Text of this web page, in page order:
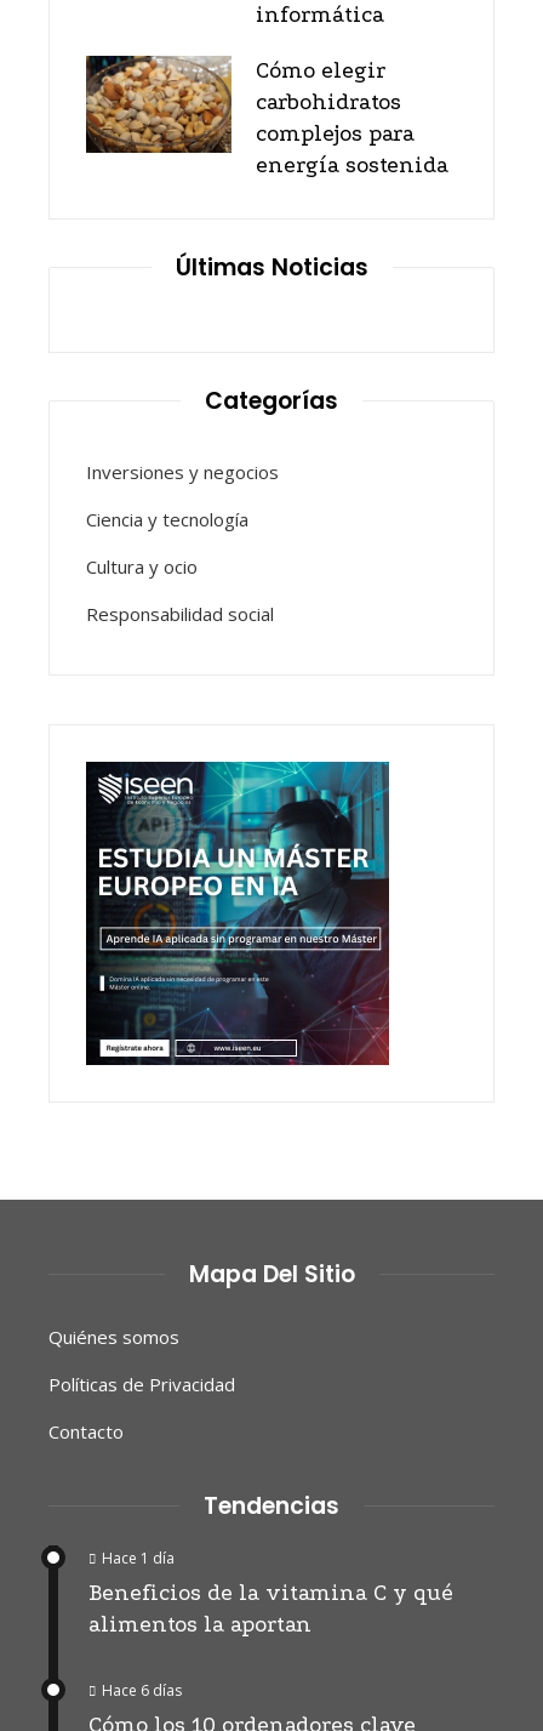
informática
Cómo elegir
carbohidratos
complejos para
energía sostenida
Últimas Noticias
Categorías
Inversiones y negocios
Ciencia y tecnología
Cultura y ocio
Responsabilidad social
Mapa Del Sitio
Quiénes somos
Políticas de Privacidad
Contacto
Tendencias
Hace 1 día
Beneficios de la vitamina C y qué
alimentos la aportan
Hace 6 días
Cómo los 10 ordenadores clave